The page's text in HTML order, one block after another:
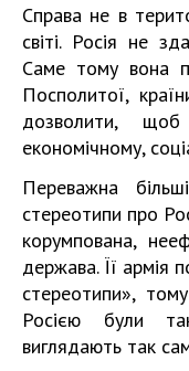
Справа не в
світі. Росія не
Саме тому вона
Посполитої,
дозволити,
економічному,
Переважна
стереотипи про
корумпована,
держава. Її армія
стереотипи»,
Росією були
виглядають так